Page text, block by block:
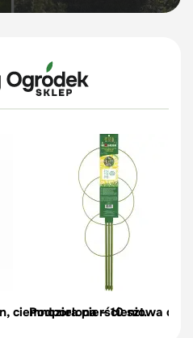
ciemnozielona – 10 szt.
Podpora pierścieniowa do